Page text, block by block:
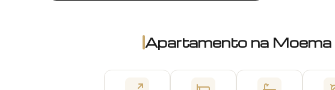
Apartamento na Moema